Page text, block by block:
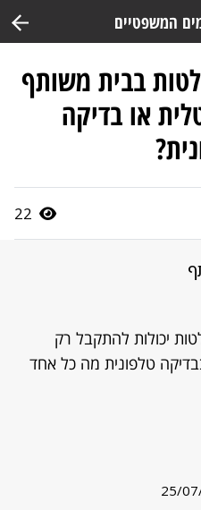
המשפטיים
בבית משותף
או בדיקה
22
יכולות להתקבל רק
טלפונית מה כל אחד
25/